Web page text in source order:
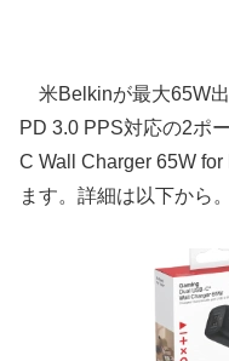
米Belkinが最大65W
PD 3.0 PPS対応の2ポ
C Wall Charger 65W
ます。詳細は以下から。